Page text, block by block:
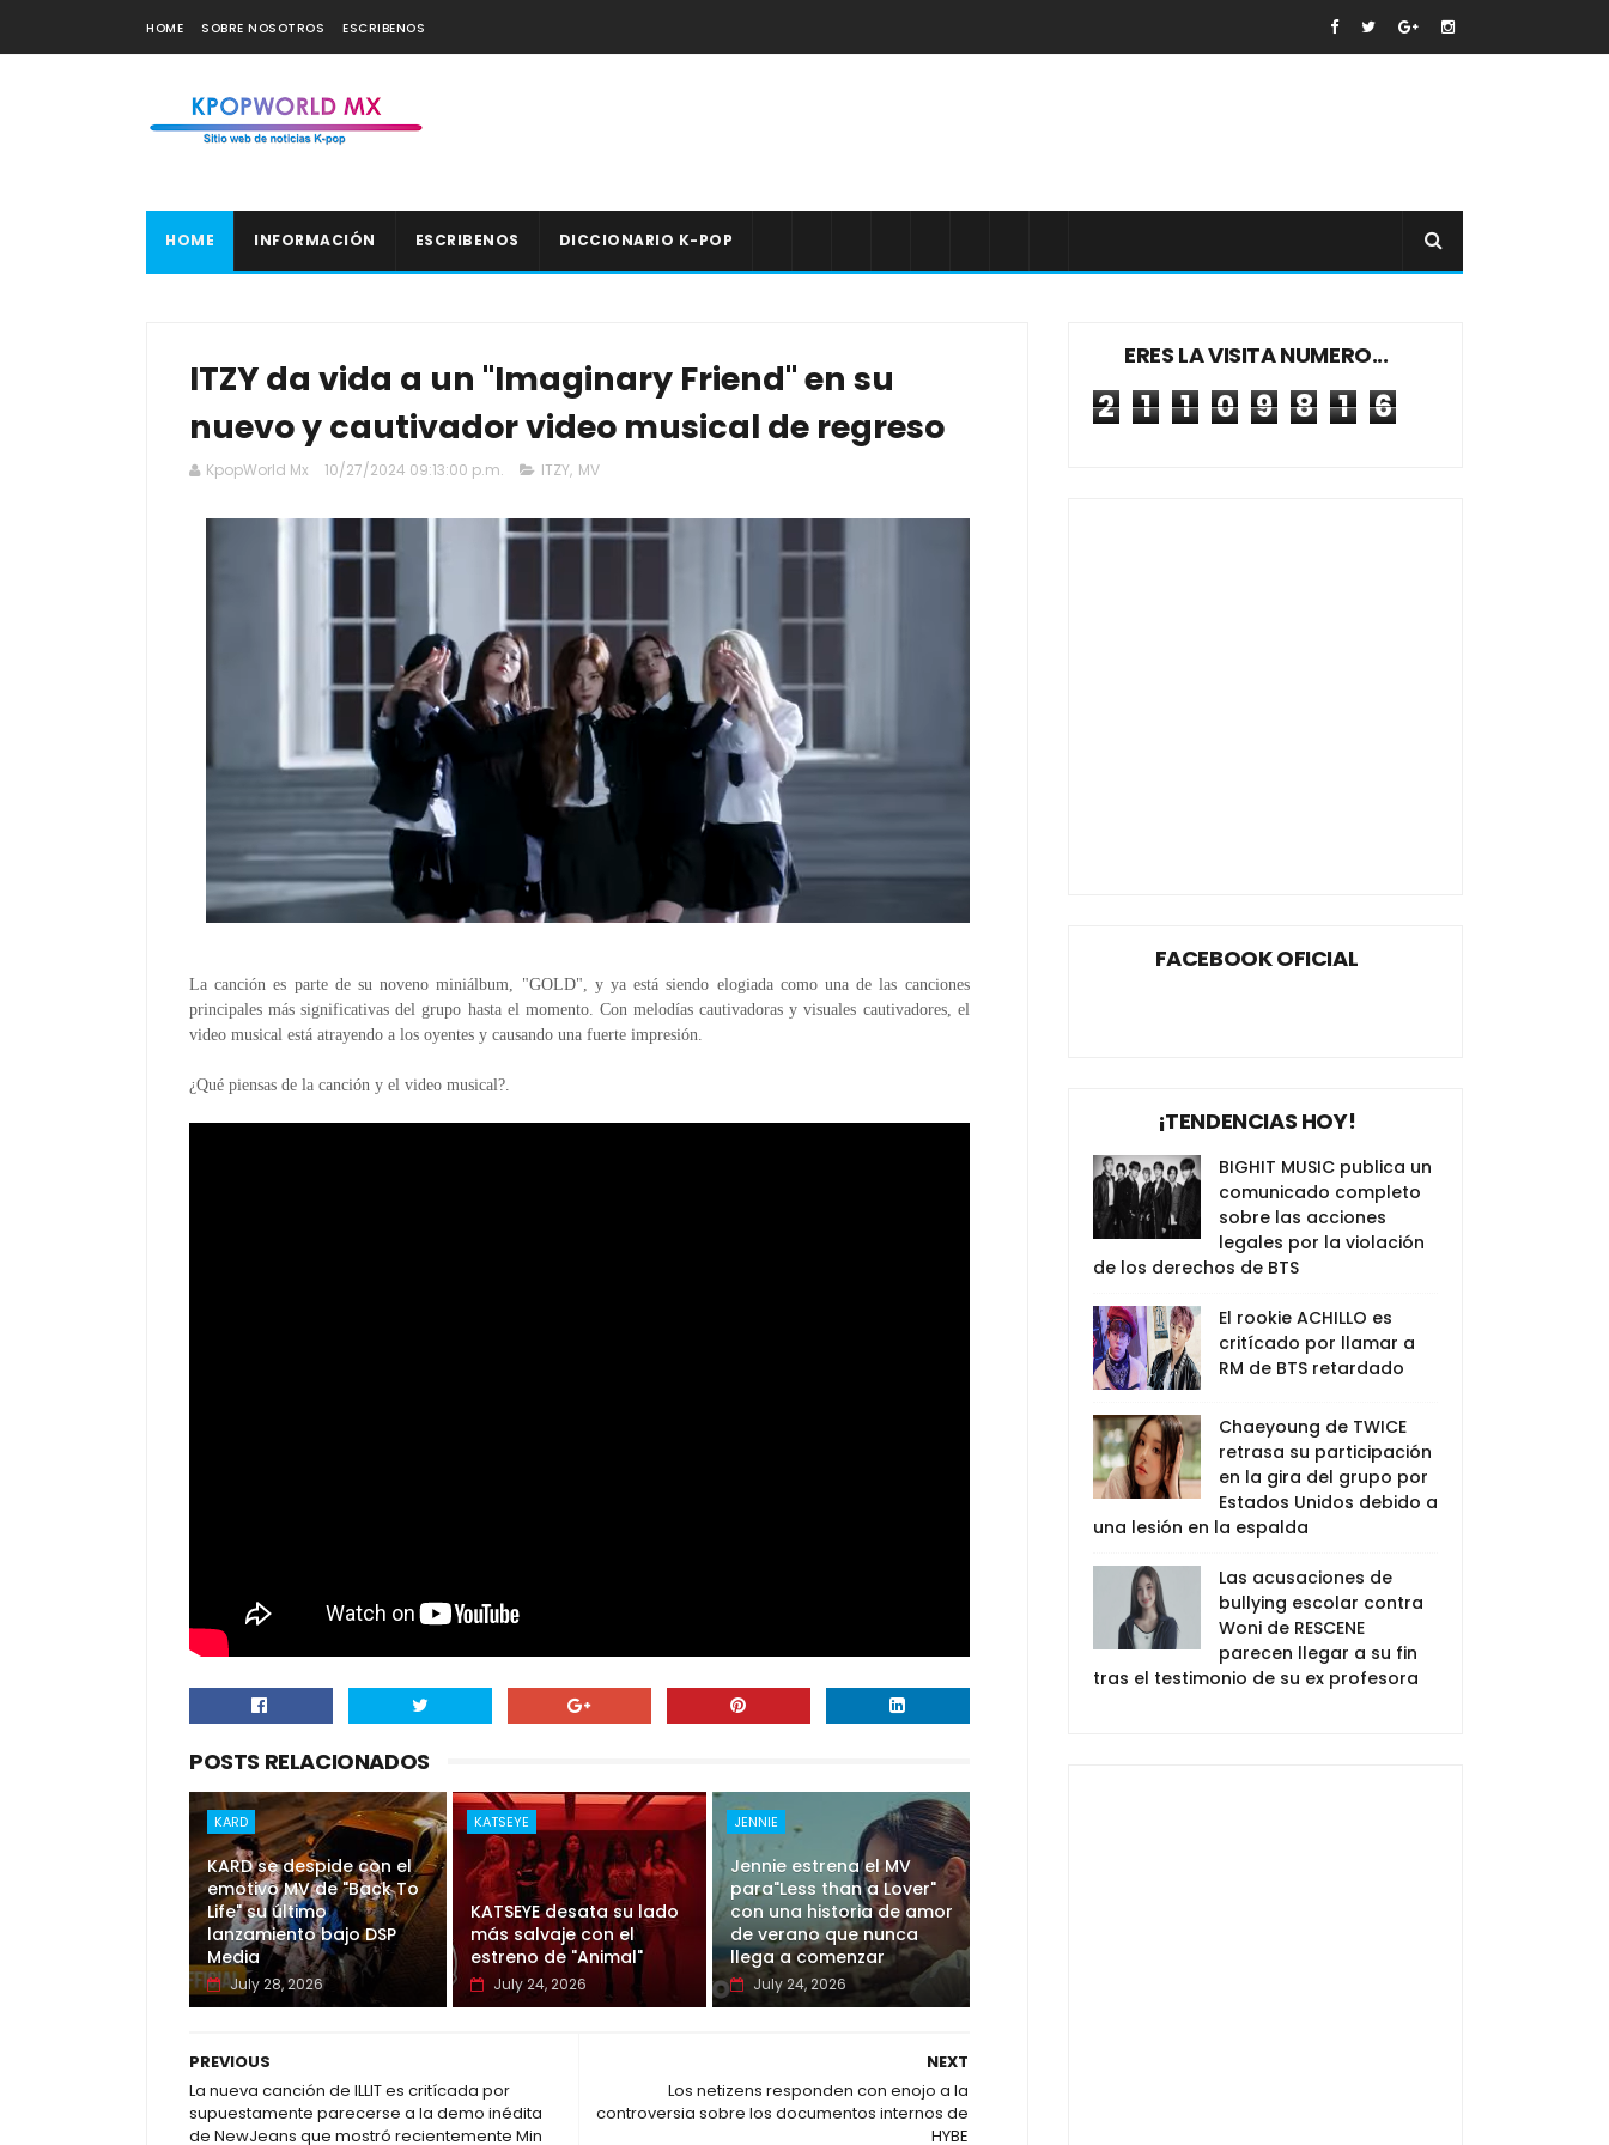
HOME SOBRE NOSOTROS ESCRIBENOS
HOME INFORMACIÓN ESCRIBENOS DICCIONARIO K-POP
ITZY da vida a un "Imaginary Friend" en su
nuevo y cautivador video musical de regreso
KpopWorld Mx 10/27/2024 09:13:00 p.m. ITZY, MV
La canción es parte de su noveno miniálbum, "GOLD", y ya está siendo elogiada como una de las canciones
principales más significativas del grupo hasta el momento. Con melodías cautivadoras y visuales cautivadores, el
video musical está atrayendo a los oyentes y causando una fuerte impresión.
¿Qué piensas de la canción y el video musical?.
POSTS RELACIONADOS
KARD
KARD se despide con el
emotivo MV de "Back To
Life" su último
lanzamiento bajo DSP
Media
July 28, 2026
KATSEYE
KATSEYE desata su lado
más salvaje con el
estreno de "Animal"
July 24, 2026
JENNIE
Jennie estrena el MV
para"Less than a Lover"
con una historia de amor
de verano que nunca
llega a comenzar
July 24, 2026
NEXT
Los netizens responden con enojo a la
controversia sobre los documentos internos de
HYBE
PREVIOUS
La nueva canción de ILLIT es critícada por
supuestamente parecerse a la demo inédita
de NewJeans que mostró recientemente Min
ERES LA VISITA NUMERO...
2 1 1 0 9 8 1 6
FACEBOOK OFICIAL
¡TENDENCIAS HOY!
BIGHIT MUSIC publica un
comunicado completo
sobre las acciones
legales por la violación
de los derechos de BTS
El rookie ACHILLO es
critícado por llamar a
RM de BTS retardado
Chaeyoung de TWICE
retrasa su participación
en la gira del grupo por
Estados Unidos debido a
una lesión en la espalda
Las acusaciones de
bullying escolar contra
Woni de RESCENE
parecen llegar a su fin
tras el testimonio de su ex profesora